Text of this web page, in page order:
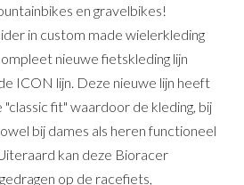
en gravelbikes!
in custom made wielerkleding
nieuwe fietskleding lijn
ICON lijn. Deze nieuwe lijn heeft
fit" waardoor de kleding, bij
bij dames als heren functioneel
kan deze Bioracer
op de racefiets,